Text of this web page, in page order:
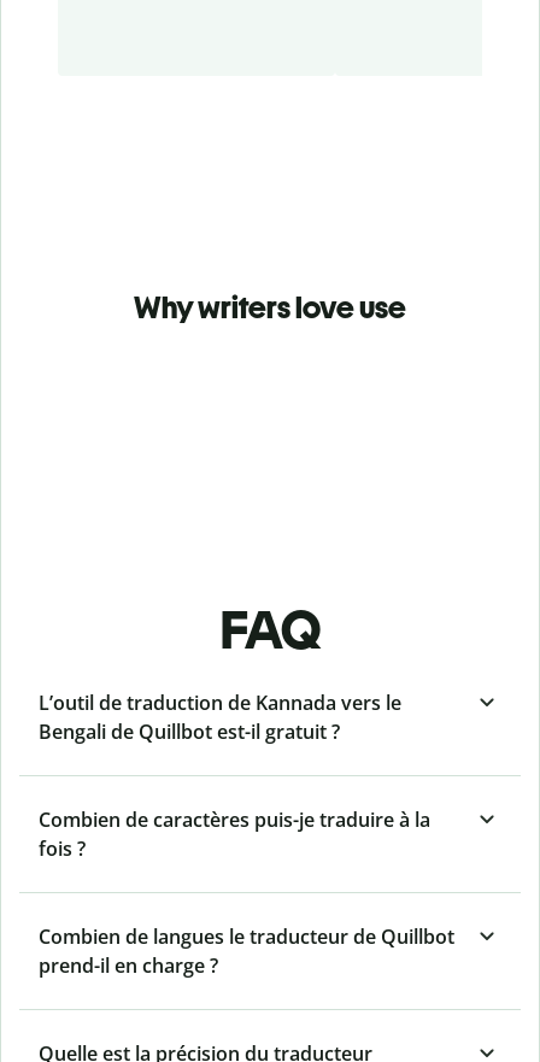
Why writers love use
FAQ
L’outil de traduction de Kannada vers le
Bengali de Quillbot est-il gratuit ?
Combien de caractères puis-je traduire à la
fois ?
Combien de langues le traducteur de Quillbot
prend-il en charge ?
Quelle est la précision du traducteur